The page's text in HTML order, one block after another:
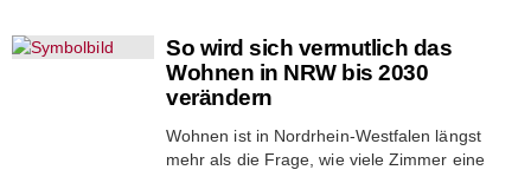
So wird sich vermutlich das
Wohnen in NRW bis 2030
verändern
Wohnen ist in Nordrhein-Westfalen längst
mehr als die Frage, wie viele Zimmer eine